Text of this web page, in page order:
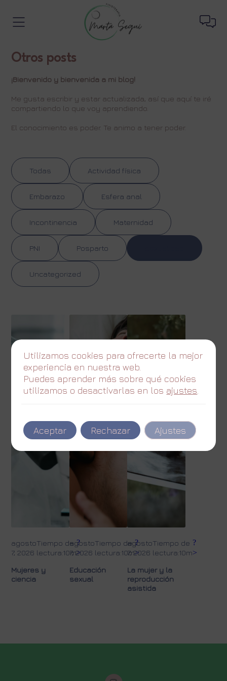
Otros posts
¡Bienvenido y bienvenida a mi blog!
Me gusta escribir y estar actualizada, así que aquí te iré
compartiendo lo que voy aprendiendo.
El conocimiento es poder. Te animo a tener poder.
Todas Actividad física
Embarazo Esfera anal
Incontinencia Maternidad
PNI Posparto
Uncategorized
agosto
7, 2026
Tiempo de
lectura:10m
?
>
Mujeres y
ciencia
agosto
7, 2026
Tiempo de
lectura:10m
?
>
Educación
sexual
agosto
7, 2026
Tiempo de
lectura:10m
?
>
La mujer y la
reproducción
asistida
Utilizamos cookies para ofrecerte la mejor
experiencia en nuestra web.
Puedes aprender más sobre qué cookies
utilizamos o desactivarlas en los ajustes
Aceptar Rechazar Ajustes